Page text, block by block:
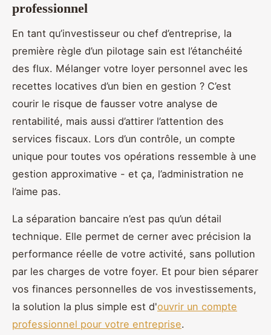
professionnel
En tant qu’investisseur ou chef d’entreprise, la
première règle d’un pilotage sain est l’étanchéité
des flux. Mélanger votre loyer personnel avec les
recettes locatives d’un bien en gestion ? C’est
courir le risque de fausser votre analyse de
rentabilité, mais aussi d’attirer l’attention des
services fiscaux. Lors d’un contrôle, un compte
unique pour toutes vos opérations ressemble à une
gestion approximative - et ça, l’administration ne
l’aime pas.
La séparation bancaire n’est pas qu’un détail
technique. Elle permet de cerner avec précision la
performance réelle de votre activité, sans pollution
par les charges de votre foyer. Et pour bien séparer
vos finances personnelles de vos investissements,
la solution la plus simple est d'ouvrir un compte
professionnel pour votre entreprise.